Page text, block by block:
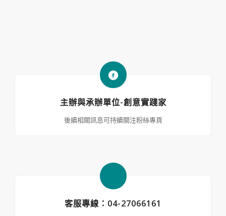
主辦與承辦單位-創意實踐家
後續相關訊息可持續關注粉絲專頁
客服專線：04-27066161